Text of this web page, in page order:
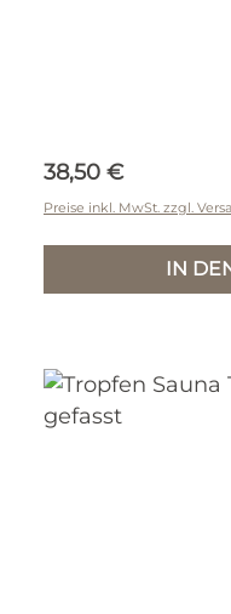
Regulärer Preis:
38,50 €
Preise inkl. MwSt. zzgl.
IN